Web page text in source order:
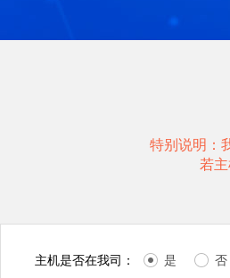
特别说明：
若
主机是否在我司： 是 否